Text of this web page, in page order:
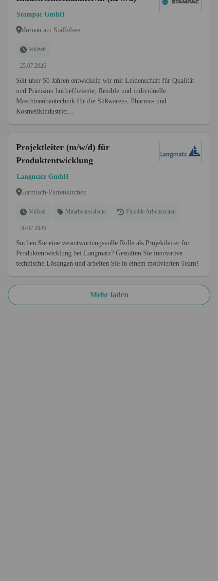
Stampac GmbH
Murnau am Staffelsee
Vollzeit
25.07.2026
Seit über 50 Jahren entwickeln wir mit Leidenschaft für Qualität
und Präzision hocheffiziente, flexible und individuelle
Maschinenbautechnik für die Süßwaren-, Pharma- und
Kosmetikindustrie;...
Projektleiter (m/w/d) für
Produktentwicklung
Langmatz GmbH
Garmisch-Partenkirchen
Vollzeit Mitarbeiterrabatte Flexible Arbeitszeiten
30.07.2026
Suchen Sie eine verantwortungsvolle Rolle als Projektleiter für
Produktentwicklung bei Langmatz? Gestalten Sie innovative
technische Lösungen und arbeiten Sie in einem motivierten Team!
Mehr laden